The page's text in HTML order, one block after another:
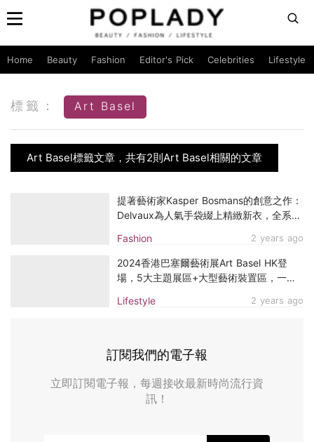
Home Beauty Fashion Editor's Pick Celebrities Lifestyle
標籤： Art Basel
Art Basel標籤文章，共有2則Art Basel相關的文章
Fashion 2 years ago
提著藝術家Kasper Bosmans的創意之作：
Delvaux為人氣手袋綴上精緻新衣，全系列
Lifestyle 2 years ago
2024香港巴塞爾藝術展Art Basel HK登
場，5大主題展區+大型藝術裝置區，一次
訂閱我們的電子報
立即訂閱電子報，每週接收最新時尚流行資
訊！